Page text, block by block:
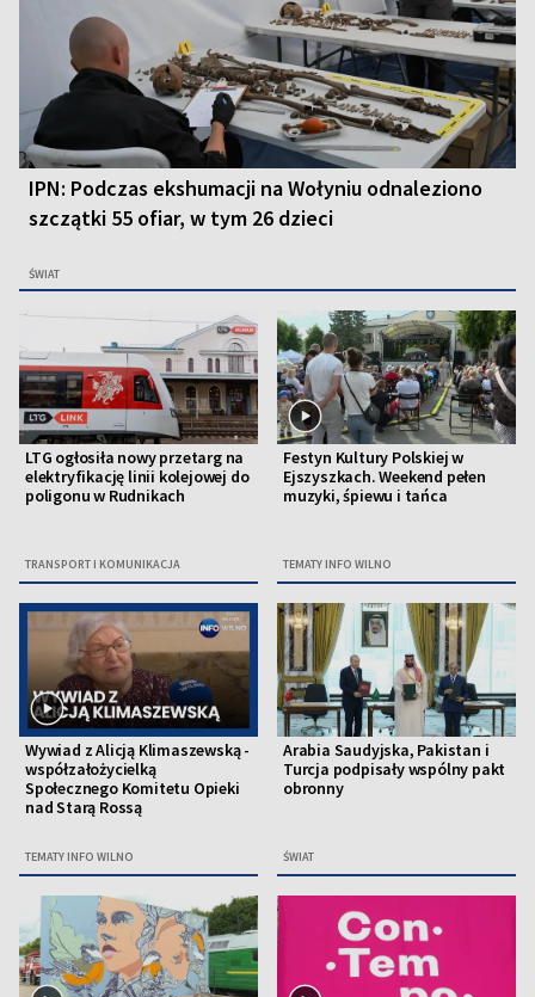
IPN: Podczas ekshumacji na Wołyniu odnaleziono
szczątki 55 ofiar, w tym 26 dzieci
ŚWIAT
LTG ogłosiła nowy przetarg na
elektryfikację linii kolejowej do
poligonu w Rudnikach
TRANSPORT I KOMUNIKACJA
Festyn Kultury Polskiej w
Ejszyszkach. Weekend pełen
muzyki, śpiewu i tańca
TEMATY INFO WILNO
Wywiad z Alicją Klimaszewską -
współzałożycielką
Społecznego Komitetu Opieki
nad Starą Rossą
TEMATY INFO WILNO
Arabia Saudyjska, Pakistan i
Turcja podpisały wspólny pakt
obronny
ŚWIAT